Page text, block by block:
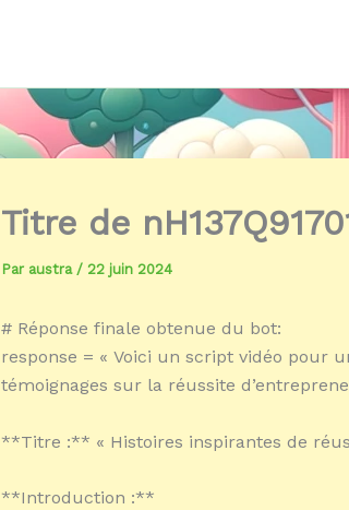
Titre de
Par austra / 22 juin 2024
# Réponse finale obtenue du bot:
response = « Voici un script vidéo pour
témoignages sur la réussite
**Titre :** « Histoires inspirantes de
**Introduction :**